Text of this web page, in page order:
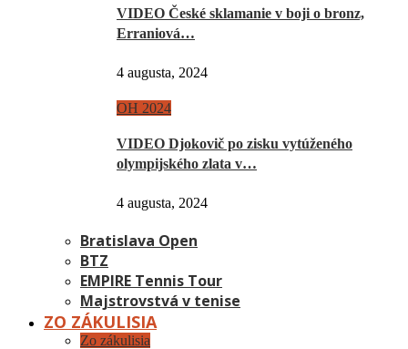
VIDEO České sklamanie v boji o bronz,
Erraniová…
4 augusta, 2024
OH 2024
VIDEO Djokovič po zisku vytúženého
olympijského zlata v…
4 augusta, 2024
Bratislava Open
BTZ
EMPIRE Tennis Tour
Majstrovstvá v tenise
ZO ZÁKULISIA
Zo zákulisia